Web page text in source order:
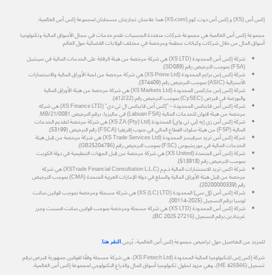
إكس أس (XS) و إكس أس دوت كوم (XS.com) هما علامتان تجاريتان مسجلتان لمجموعة إكس أس العالمية.
مجموعة إكس أس العالمية هي مجموعة شركات متعددة الجنسيات تقدم خدمات في مجال الأسواق المالية وتكنولوجيا
أسواق المال من خلال شركات وكيانات منظمة ومرخصة في مختلف الولايات القضائية حول العالم.
شركة إكس أس المحدودة (XS LTD) هي شركة مرخصة من هيئة الرقابة على الخدمات المالية في سيشيل
(FSA) بموجب الترخيص رقم (SD089).
شركة إكس إس برايم المحدودة (XS Prime Ltd) هي شركة مرخصة من لجنة الأوراق المالية والاستثمارات
الأسترالية (ASIC) بموجب الترخيص رقم (374409).
شركة إكس إس ماركتس المحدودة (XS Markets Ltd) هي شركة مرخصة من هيئة الأوراق المالية
والبورصة في قبرص (CySEC) بموجب الترخيص رقم (412/22).
شركة إكس أس فاينانس المحدودة – "إكس أس فاينانس ال تي دي" (XS Finance LTD) هي شركة
مرخصة من هيئة لابوان للخدمات المالية (Labuan FSA) في ماليزيا، برقم الترخيص MB/21/0081.
شركة إكس أس زي إيه (بي تي واي) المحدودة (XS ZA (Pty) Ltd) هي شركة مرخصة لتقديم الخدمات
المالية (FSP) من هيئة سلوك القطاع المالي في جنوب إفريقيا (FSCA) رقم الترخيص (53199).
شركة إكس أس تريد سرفيسز المحدودة (XS Trade Services Ltd) هي شركة مرخصة من قِبل هيئة
الخدمات المالية في موريشيوس (FSC) بموجب الترخيص رقم (GB25204786).
شركة إكس أس المتحدة (XS United) هي شركة مرخصة من قِبل الجهات التنظيمية في دولة الكويت
بموجب الترخيص رقم (513918).
شركة اكس تريد للاستشارات المالية ذ.م.م (XSTrade Financial Consultation L.L.C) هي شركة
مرخصة من قِبل هيئة الأوراق المالية والسلع في دولة الإمارات العربية المتحدة (CMA) بموجب الترخيص
رقم (20200000339).
شركة إكس أس (إل سي) المحدودة (XS (LC) LTD) هي شركة مسجلة ومرخصة بموجب قوانين سانت
لوسيا برقم التسجيل (2025-00114).
شركة إكس أس المحدودة (XS LTD) هي شركة مسجلة ومرخصة بموجب قوانين سانت فنسنت وجزر
غرينادين برقم التسجيل (27216 BC 2025).
للمزيد من التفاصيل حول تراخيص مجموعة إكس أس العالمية، يُرجىالنقر هنا.
شركة إكس إس للتكنولوجيا المالية المحدودة (XS Fintech Ltd)، هي شركة مسجلة وفقًا لقوانين جمهورية قبرص برقم
تسجيل (HE 426566)، وهي مزود لحلول تكنولوجيا أسواق المال والذراع التكنولوجي لمجموعة إكس أس العالمية.